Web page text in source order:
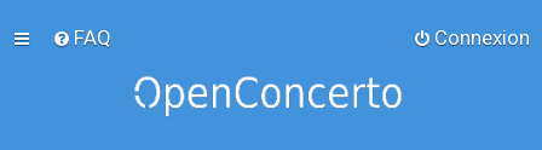
FAQ Connexion